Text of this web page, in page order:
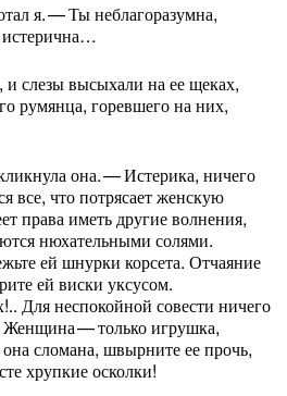
я. — Ты неблагоразумна,
слезы высыхали на ее щеках,
румянца, горевшего на них,
она. — Истерика, ничего
все, что потрясает женскую
права иметь другие волнения,
нюхательными солями.
ей шнурки корсета. Отчаяние
ей виски уксусом.
Для неспокойной совести ничего
Женщина — только игрушка,
сломана, швырните ее прочь,
хрупкие осколки!